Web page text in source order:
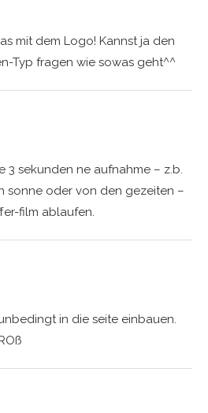
mit dem Logo! Kannst ja den
Typ fragen wie sowas geht^^
3 sekunden ne aufnahme – z.b.
sonne oder von den gezeiten –
film ablaufen.
in die seite einbauen.